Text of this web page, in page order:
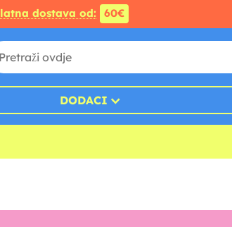
dostava od: 60€
DODACI